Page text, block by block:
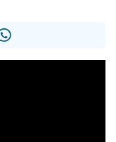
pour Sauvez la jambe de Yohan